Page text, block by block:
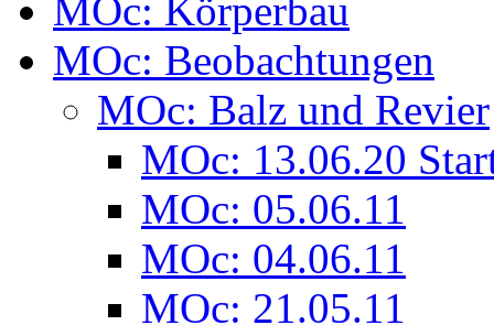
MOc: Körperbau
MOc: Beobachtungen
MOc: Balz und Revier
MOc: 13.06.20
MOc: 05.06.11
MOc: 04.06.11
MOc: 21.05.11